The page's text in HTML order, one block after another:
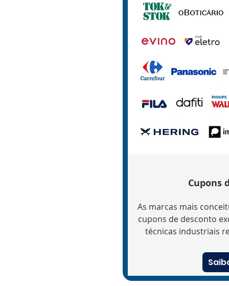
Cupons
As marcas mais
cupons de desconto
técnicas industriais